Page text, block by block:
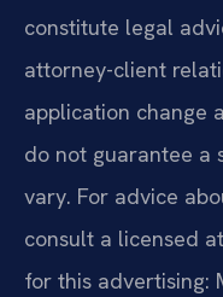
constitute legal
attorney-client
application change
do not guarantee a
vary. For advice
consult a licensed
for this advertising: